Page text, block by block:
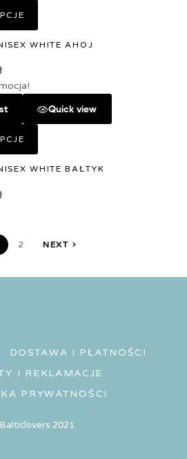
WHITE AHOJ
Quick view
WHITE BAŁTYK
2 NEXT
DOSTAWA I PŁATNOŚCI
I REKLAMACJE
PRYWATNOŚCI
2021